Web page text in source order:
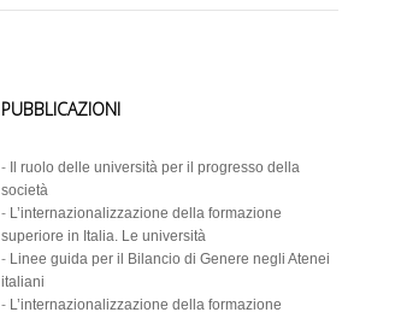
PUBBLICAZIONI
-
Il ruolo delle università per il progresso della
società
- L’internazionalizzazione della formazione
superiore in Italia. Le università
- Linee guida per il Bilancio di Genere negli Atenei
italiani
- L’internazionalizzazione della formazione